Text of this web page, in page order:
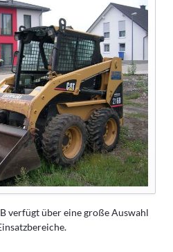
verfügt über eine große Auswahl